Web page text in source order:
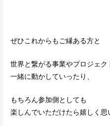
ぜひこれからもご縁ある方と
世界と繋がる事業やプロジェク
一緒に動かしていったり、
もちろん参加側としても
楽しんでいただけたら嬉しく思